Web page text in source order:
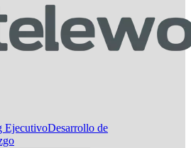
EjecutivoDesarrollo de